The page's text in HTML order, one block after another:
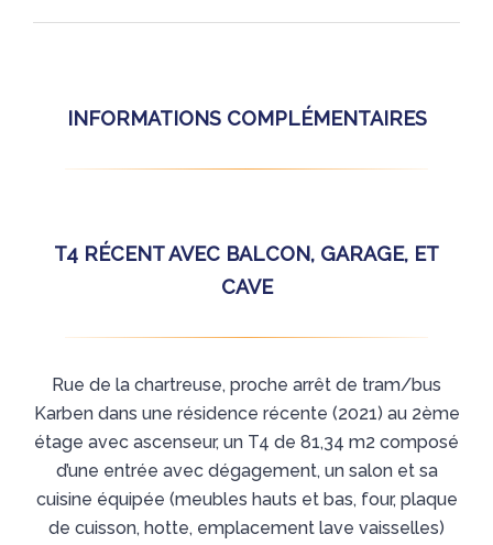
INFORMATIONS COMPLÉMENTAIRES
T4 RÉCENT AVEC BALCON, GARAGE, ET
CAVE
Rue de la chartreuse, proche arrêt de tram/bus
Karben dans une résidence récente (2021) au 2ème
étage avec ascenseur, un T4 de 81,34 m2 composé
d’une entrée avec dégagement, un salon et sa
cuisine équipée (meubles hauts et bas, four, plaque
de cuisson, hotte, emplacement lave vaisselles)